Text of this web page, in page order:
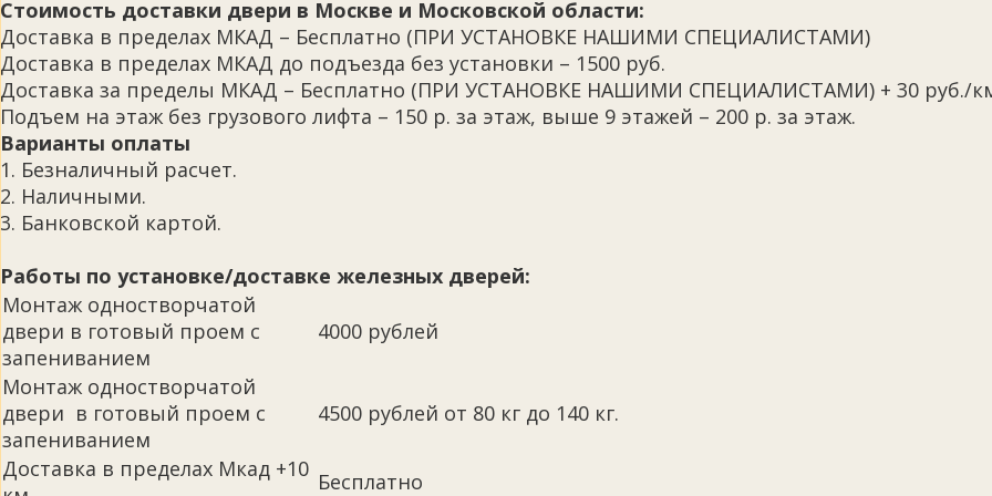
Стоимость доставки двери в Москве и Московской области:
Доставка в пределах МКАД – Бесплатно (ПРИ УСТАНОВКЕ НАШИМИ СПЕЦИАЛИСТАМИ)
Доставка в пределах МКАД до подъезда без установки – 1500 руб.
Доставка за пределы МКАД – Бесплатно (ПРИ УСТАНОВКЕ НАШИМИ СПЕЦИАЛИСТАМИ) + 30 руб./
Подъем на этаж без грузового лифта – 150 р. за этаж, выше 9 этажей – 200 р. за этаж.
Варианты оплаты
1. Безналичный расчет.
2. Наличными.
3. Банковской картой.
Работы по установке/доставке железных дверей:
Монтаж одностворчатой
двери в готовый проем с
запениванием
4000 рублей
Монтаж одностворчатой
двери в готовый проем с
запениванием
4500 рублей от 80 кг до 140 кг.
Доставка в пределах Мкад +10 Бесплатно